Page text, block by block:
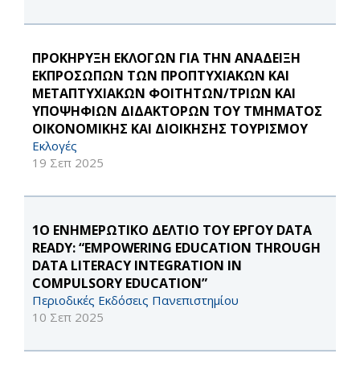
ΠΡΟΚΗΡΥΞΗ ΕΚΛΟΓΩΝ ΓΙΑ ΤΗΝ ΑΝΑΔΕΙΞΗ
ΕΚΠΡΟΣΩΠΩΝ ΤΩΝ ΠΡΟΠΤΥΧΙΑΚΩΝ ΚΑΙ
ΜΕΤΑΠΤΥΧΙΑΚΩΝ ΦΟΙΤΗΤΩΝ/ΤΡΙΩΝ ΚΑΙ
ΥΠΟΨΗΦΙΩΝ ΔΙΔΑΚΤΟΡΩΝ ΤΟΥ ΤΜΗΜΑΤΟΣ
ΟΙΚΟΝΟΜΙΚΗΣ ΚΑΙ ΔΙΟΙΚΗΣΗΣ ΤΟΥΡΙΣΜΟΥ
Εκλογές
19 Σεπ 2025
1O ΕΝΗΜΕΡΩΤΙΚΟ ΔΕΛΤΙΟ ΤΟΥ ΕΡΓΟΥ DATA
READY: “EMPOWERING EDUCATION THROUGH
DATA LITERACY INTEGRATION IN
COMPULSORY EDUCATION”
Περιοδικές Εκδόσεις Πανεπιστημίου
10 Σεπ 2025